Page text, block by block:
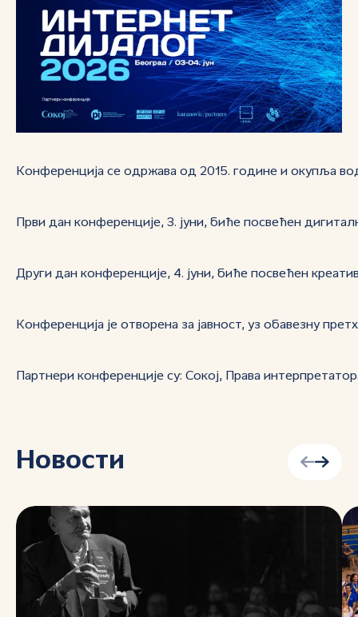
Конференција се одржава од 2015. године и окупља
Први дан конференције, 3. јуни, биће посвећен
Други дан конференције, 4. јуни, биће посвећен
Конференција је отворена за јавност, уз обавезну
Партнери конференције су: Сокој, Права
Новости